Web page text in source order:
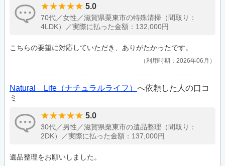
5.0
70代／女性／滋賀県栗東市の特殊清掃（間取り：
4LDK）／実際に払った金額：132,000円
こちらの要望に対応していただき、ありがたかったです。
利用時期：2026年06月
Natural Life（ナチュラルライフ） へ依頼した人の口コ
ミ
5.0
30代／男性／滋賀県栗東市の遺品整理（間取り：
2DK）／実際に払った金額：137,000円
遺品整理をお願いしました。